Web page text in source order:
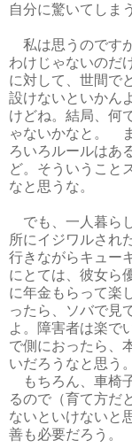
自分に驚いてしま
私は思うのです
わけじゃないのだ
に対して、世間で
設けないといかん
けどね。結局、何
ゃないかなと。
ろいろルールはあ
ど。そういうこと
なと思うな。
でも、一人暮ら
所にイジワルされ
行きながらキュー
にとては、彼女ら
に年金もらって楽
ったら、ソバで見
よ。障害者は楽で
で側におったら、
いだろうなと思う。
もちろん、車椅
るので（育て方だ
ないといけないと
善も必要だろう。